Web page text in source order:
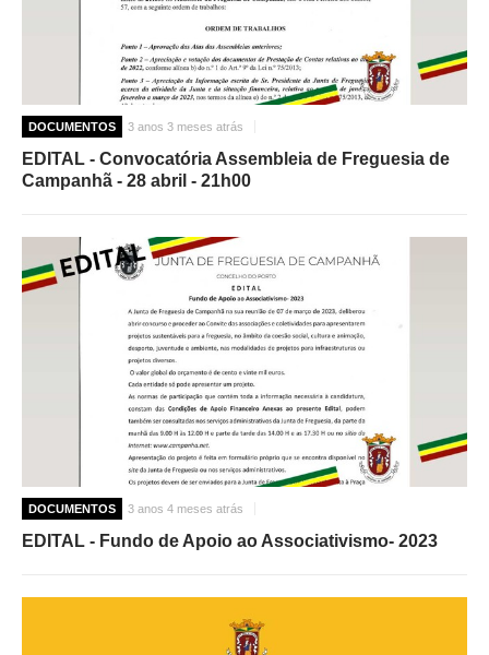
DOCUMENTOS 3 anos 3 meses atrás
EDITAL - Convocatória Assembleia de Freguesia de
Campanhã - 28 abril - 21h00
DOCUMENTOS 3 anos 4 meses atrás
EDITAL - Fundo de Apoio ao Associativismo- 2023